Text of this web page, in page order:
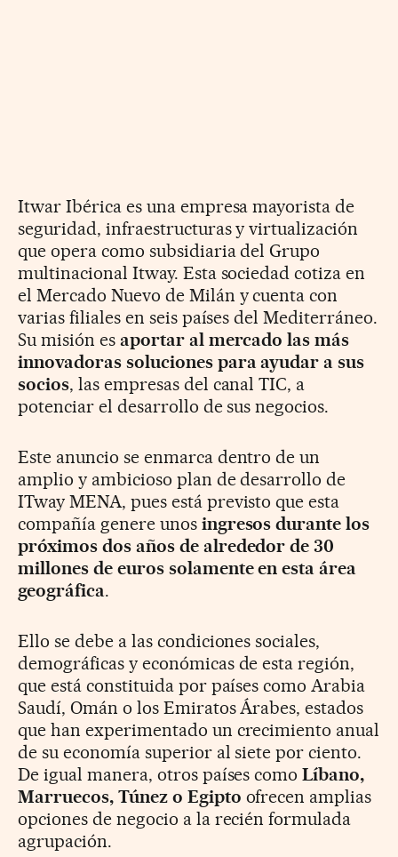
Itwar Ibérica es una empresa mayorista de
seguridad, infraestructuras y virtualización
que opera como subsidiaria del Grupo
multinacional Itway. Esta sociedad cotiza en
el Mercado Nuevo de Milán y cuenta con
varias filiales en seis países del Mediterráneo.
Su misión es aportar al mercado las más
innovadoras soluciones para ayudar a sus
socios, las empresas del canal TIC, a
potenciar el desarrollo de sus negocios.
Este anuncio se enmarca dentro de un
amplio y ambicioso plan de desarrollo de
ITway MENA, pues está previsto que esta
compañía genere unosingresos durante los
próximos dos años de alrededor de 30
millones de euros solamente en esta área
geográfica.
Ello se debe a las condiciones sociales,
demográficas y económicas de esta región,
que está constituida por países como Arabia
Saudí, Omán o los Emiratos Árabes, estados
que han experimentado un crecimiento anual
de su economía superior al siete por ciento.
De igual manera, otros países comoLíbano,
Marruecos, Túnez o Egipto ofrecen amplias
opciones de negocio a la recién formulada
agrupación.